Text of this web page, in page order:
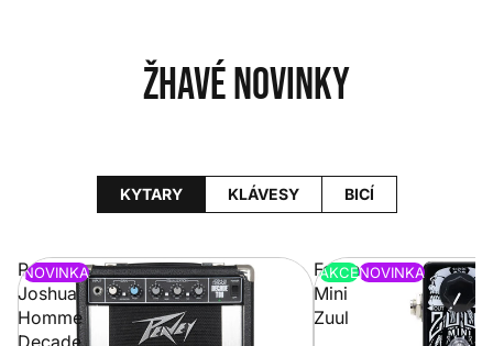
Žhavé novinky
KYTARY KLÁVESY BICÍ
Peavey
Joshua
Homme
Decade
NOVINKA
Fortin
Mini
Zuul
AKCENOVINKA